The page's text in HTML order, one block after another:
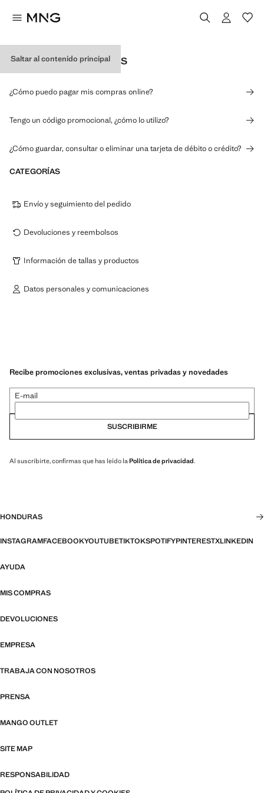
Saltar al contenido principal
PAGOS Y PROMOCIONES
¿Cómo puedo pagar mis compras online?
Tengo un código promocional, ¿cómo lo utilizo?
¿Cómo guardar, consultar o eliminar una tarjeta de débito o crédito?
CATEGORÍAS
Envío y seguimiento del pedido
Devoluciones y reembolsos
Información de tallas y productos
Datos personales y comunicaciones
Recibe promociones exclusivas, ventas privadas y novedades
E-mail
SUSCRIBIRME
Al suscribirte, confirmas que has leído la Política de privacidad.
HONDURAS
INSTAGRAMFACEBOOKYOUTUBETIKTOKSPOTIFYPINTERESTXLINKEDIN
AYUDA
MIS COMPRAS
DEVOLUCIONES
EMPRESA
TRABAJA CON NOSOTROS
PRENSA
MANGO OUTLET
SITE MAP
RESPONSABILIDAD